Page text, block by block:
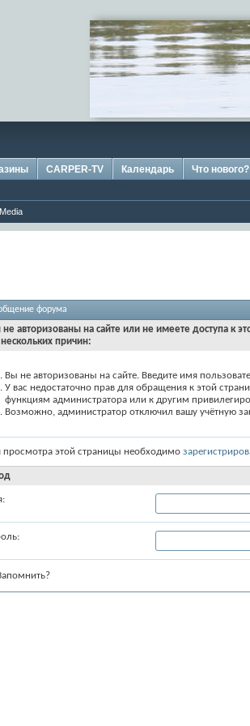
CARPER-TV Календарь Что нового?
форума
не авторизованы на сайте или не имеете доступа к
причин:
Вы не авторизованы на сайте. Введите имя
У вас недостаточно прав для обращения к этой
функциям администратора или к другим
Возможно, администратор отключил вашу учётную
просмотра этой страницы необходимо